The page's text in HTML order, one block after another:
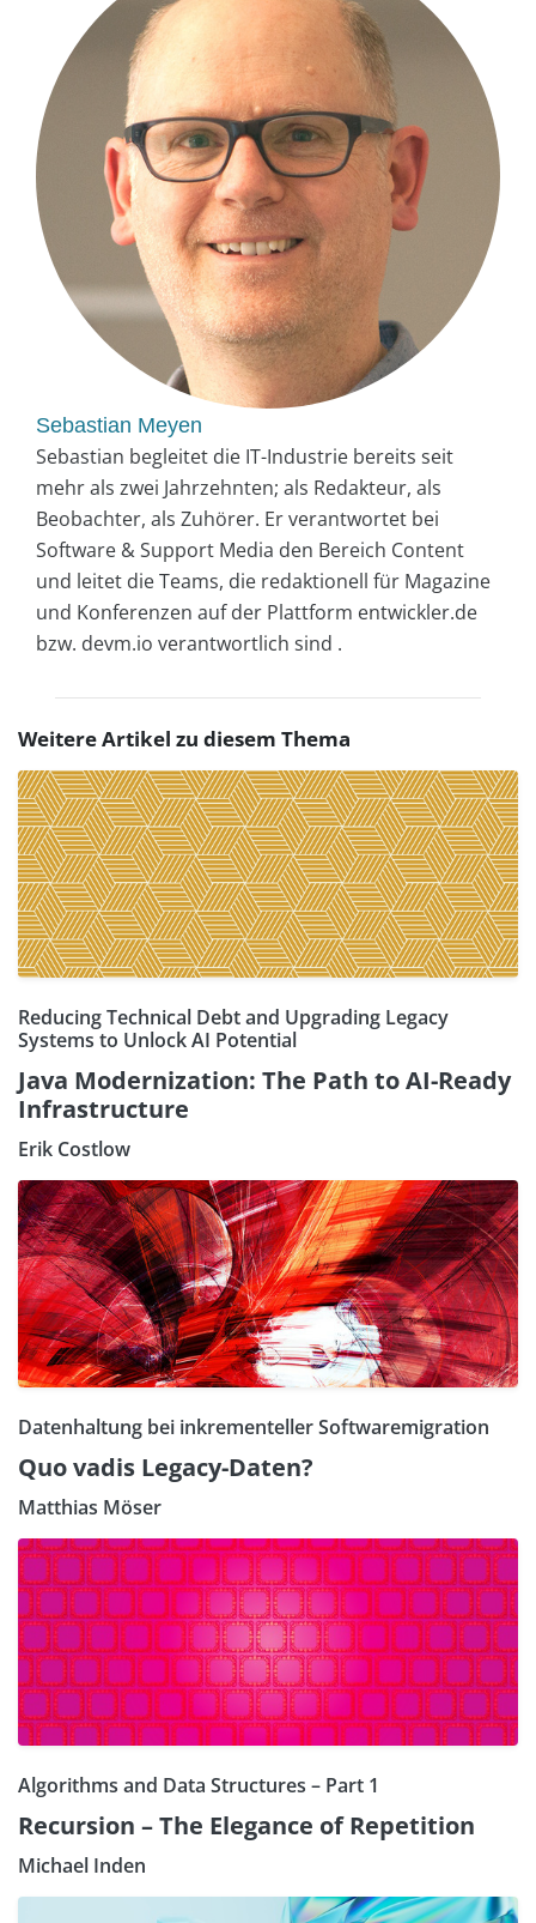
Sebastian Meyen
Sebastian begleitet die IT-Industrie bereits seit
mehr als zwei Jahrzehnten; als Redakteur, als
Beobachter, als Zuhörer. Er verantwortet bei
Software & Support Media den Bereich Content
und leitet die Teams, die redaktionell für Magazine
und Konferenzen auf der Plattform entwickler.de
bzw. devm.io verantwortlich sind .
Weitere Artikel zu diesem Thema
Reducing Technical Debt and Upgrading Legacy
Systems to Unlock AI Potential
Java Modernization: The Path to AI-Ready
Infrastructure
Erik Costlow
Datenhaltung bei inkrementeller Softwaremigration
Quo vadis Legacy-Daten?
Matthias Möser
Algorithms and Data Structures – Part 1
Recursion – The Elegance of Repetition
Michael Inden